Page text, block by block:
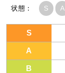
状態： S A
S
A
B